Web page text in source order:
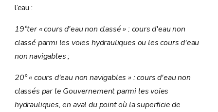
l’eau :
19°ter « cours d'eau non classé » : cours d'eau non
classé parmi les voies hydrauliques ou les cours d'eau
non navigables ;
20° « cours d'eau non navigables » : cours d'eau non
classés par le Gouvernement parmi les voies
hydrauliques, en aval du point où la superficie de